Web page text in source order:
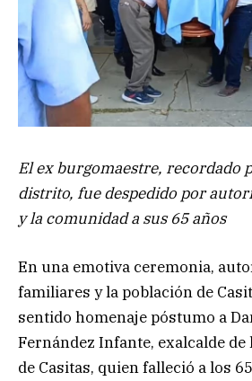
El ex burgomaestre, recordado
distrito, fue despedido por
y la comunidad a sus 65 años
En una emotiva ceremonia,
familiares y la población de
sentido homenaje póstumo a
Fernández Infante, exalcalde
de Casitas, quien falleció a los